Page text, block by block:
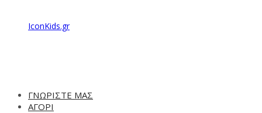
IconKids.gr
ΓΝΩΡΙΣΤΕ ΜΑΣ
ΑΓΟΡΙ